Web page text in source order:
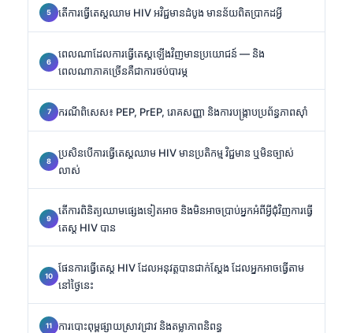
តើការធ្វើតេស្តឈាម HIV អវិជ្ជមានដំបូង មានន័យពិតប្រាកដអ្វី
ពេលណាដែលការធ្វើតេស្តឡើងវិញមានប្រយោជន៍ — និង
ពេលណាភាគច្រើនគឺជាការថប់បារម្ភ
ករណីពិសេស៖ PEP, PrEP, រោគសញ្ញា និងការបង្ក្រាបប្រព័ន្ធភាពស៊ាំ
ប្រសិនបើការធ្វើតេស្តឈាម HIV មានប្រតិកម្ម វិជ្ជមាន ឬមិនច្បាស់
លាស់
តើការពិនិត្យឈាមផ្សេងទៀតអាច និងមិនអាចប្រាប់អ្នកអំពីអ្វីជុំវិញការធ្វើ
តេស្ត HIV បាន
ផែនការធ្វើតេស្ត HIV ដែលអនុវត្តបានជាក់ស្តែង ដែលអ្នកអាចធ្វើតាម
នៅថ្ងៃនេះ
ការបោះពុម្ពផ្សាយស្រាវជ្រាវ និងតម្លាភាពនិពន្ធ